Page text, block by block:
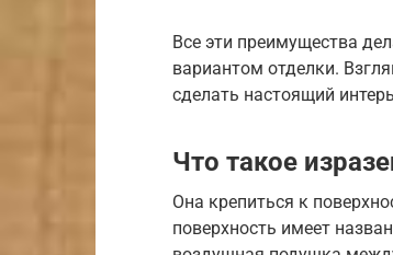
Все эти преимущества
вариантом отделки.
сделать настоящий
Что такое
Она крепиться к
поверхность имеет